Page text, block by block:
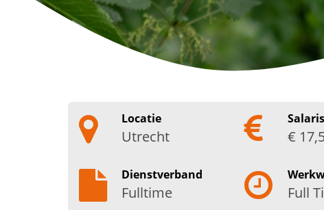
Locatie
Utrecht
Salaris
€
Dienstverband
Fulltime Full